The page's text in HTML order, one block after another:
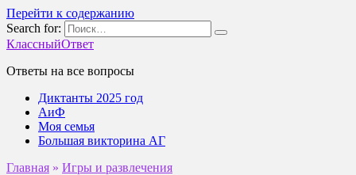
Перейти к содержанию
Search for:
КлассныйОтвет
Ответы на все вопросы
Диктанты 2025 год
АиФ
Моя семья
Большая викторина АГ
Главная » Игры и развлечения